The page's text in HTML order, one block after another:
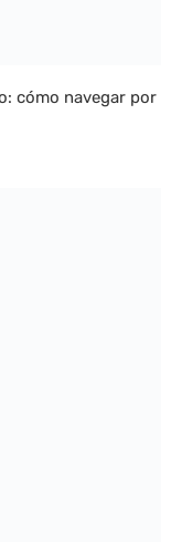
cómo navegar por